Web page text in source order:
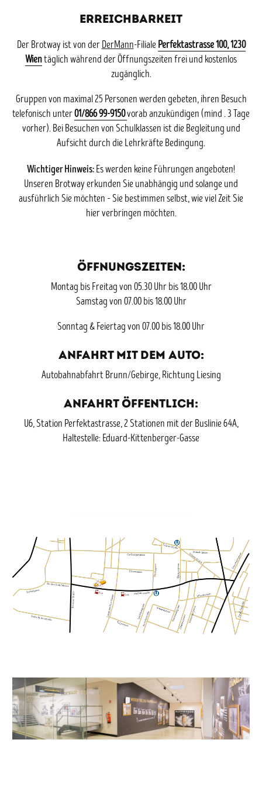
ERREICHBARKEIT
Der Brotway ist von der DerMann-Filiale Perfektastrasse 100, 1230
Wientäglich während der Öffnungszeiten frei und kostenlos
zugänglich.
Gruppen von maximal 25 Personen werden gebeten, ihren Besuch
telefonisch unter01/866 99-9150vorab anzukündigen (mind . 3 Tage
vorher). Bei Besuchen von Schulklassen ist die Begleitung und
Aufsicht durch die Lehrkräfte Bedingung.
Wichtiger Hinweis: Es werden keine Führungen angeboten!
Unseren Brotway erkunden Sie unabhängig und solange und
ausführlich Sie möchten – Sie bestimmen selbst, wie viel Zeit Sie
hier verbringen möchten.
Öffnungszeiten:
Montag bis Freitag von 05.30 Uhr bis 18.00 Uhr
Samstag von 07.00 bis 18.00 Uhr
Sonntag & Feiertag von 07.00 bis 18.00 Uhr
Anfahrt mit dem Auto:
Autobahnabfahrt Brunn/Gebirge, Richtung Liesing
Anfahrt öffentlich:
U6, Station Perfektastrasse, 2 Stationen mit der Buslinie 64A,
Haltestelle: Eduard-Kittenberger-Gasse